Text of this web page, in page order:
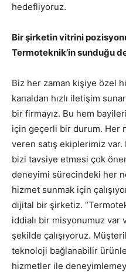
hedefliyoruz.
Bir şirketin vitrini
Termoteknik’in sunduğu
Biz her zaman kişiye özel
kanaldan hızlı iletişim
bir firmayız. Bu hem
için geçerli bir durum. Her
veren satış ekiplerimiz
bizi tavsiye etmesi çok
deneyimi sürecindeki her
hizmet sunmak için
dijital bir şirketiz.
iddialı bir misyonumuz
şekilde çalışıyoruz.
teknoloji bağlanabilir
hizmetler ile